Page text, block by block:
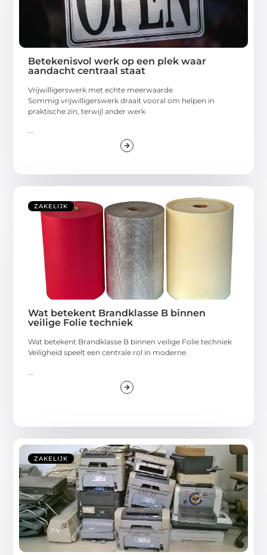
Betekenisvol werk op een plek waar
aandacht centraal staat
Vrijwilligerswerk met echte meerwaarde
Sommig vrijwilligerswerk draait vooral om helpen in
praktische zin, terwijl ander werk
...
ZAKELIJK
Wat betekent Brandklasse B binnen
veilige Folie techniek
Wat betekent Brandklasse B binnen veilige Folie techniek
Veiligheid speelt een centrale rol in moderne
ZAKELIJK